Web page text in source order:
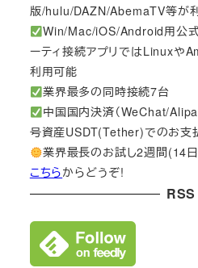
版/hulu/DAZN/AbemaTV等が
Win/Mac/iOS/Android用公式
ーティ接続アプリではLinuxや
利用可能
業界最多の同時接続7台
中国国内決済（WeChat/
号資産USDT(Tether)でのお支
業界最長のお試し2週間(14
こちらからどうぞ!
RSS